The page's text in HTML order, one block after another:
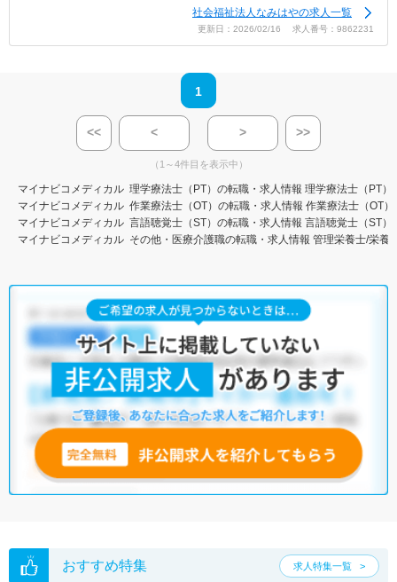
社会福祉法人なみはやの求人一覧
更新日：2026/02/16 求人番号：9862231
1
<< < > >>
（1～4件目を表示中）
マイナビコメディカル 理学療法士（PT）の転職・求人情報 理学療法士（PT）
マイナビコメディカル 作業療法士（OT）の転職・求人情報 作業療法士（OT
マイナビコメディカル 言語聴覚士（ST）の転職・求人情報 言語聴覚士（ST）
マイナビコメディカル その他・医療介護職の転職・求人情報 管理栄養士/栄養
おすすめ特集 求人特集一覧